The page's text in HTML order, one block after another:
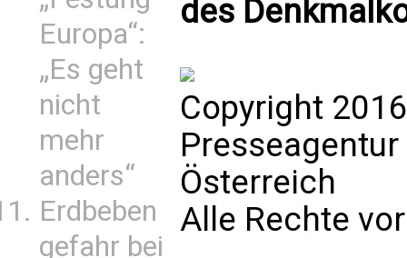
Europa“:
„Es geht
nicht
mehr
anders“
Erdbeben
gefahr bei
des
Copyright
Presseagentur
Österreich
Alle Rechte